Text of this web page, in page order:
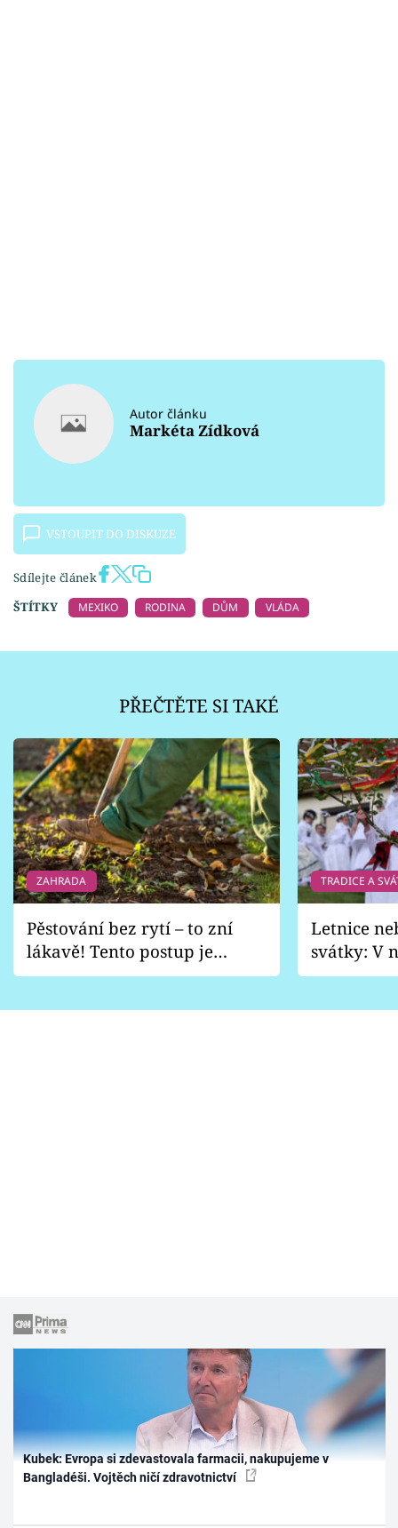
Autor článku
Markéta Zídková
VSTOUPIT DO DISKUZE
Sdílejte článek
ŠTÍTKY
MEXIKO RODINA DŮM VLÁDA
PŘEČTĚTE SI TAKÉ
ZAHRADA
Pěstování bez rytí – to zní
lákavě! Tento postup je
vhodný jen pro některé
TRADICE A
Letnice
svátky: V
pondělí
Kubek: Evropa si zdevastovala farmacii, nakupujeme v
Bangladéši. Vojtěch ničí zdravotnictví